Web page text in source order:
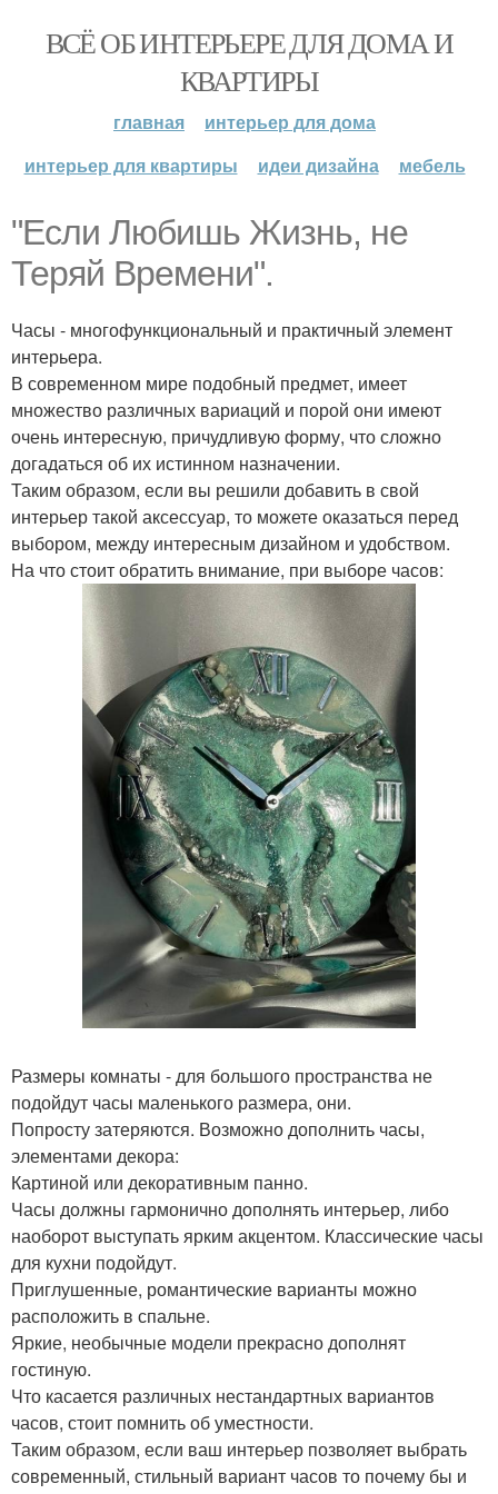
ВСЁ ОБ ИНТЕРЬЕРЕ ДЛЯ ДОМА И
КВАРТИРЫ
главная
интерьер для дома
интерьер для квартиры
идеи дизайна мебель
"Если Любишь Жизнь, не
Теряй Времени".
Часы - многофункциональный и практичный элемент
интерьера.
В современном мире подобный предмет, имеет
множество различных вариаций и порой они имеют
очень интересную, причудливую форму, что сложно
догадаться об их истинном назначении.
Таким образом, если вы решили добавить в свой
интерьер такой аксессуар, то можете оказаться перед
выбором, между интересным дизайном и удобством.
На что стоит обратить внимание, при выборе часов:
Размеры комнаты - для большого пространства не
подойдут часы маленького размера, они.
Попросту затеряются. Возможно дополнить часы,
элементами декора:
Картиной или декоративным панно.
Часы должны гармонично дополнять интерьер, либо
наоборот выступать ярким акцентом. Классические часы
для кухни подойдут.
Приглушенные, романтические варианты можно
расположить в спальне.
Яркие, необычные модели прекрасно дополнят
гостиную.
Что касается различных нестандартных вариантов
часов, стоит помнить об уместности.
Таким образом, если ваш интерьер позволяет выбрать
современный, стильный вариант часов то почему бы и